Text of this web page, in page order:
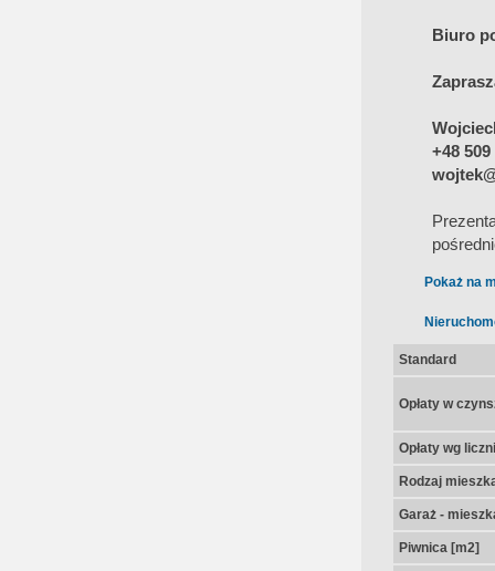
Biuro
+48 509
Pokaż na
Standard
Opłaty w
Opłaty wg
Rodzaj
Garaż -
Piwnica [m2]